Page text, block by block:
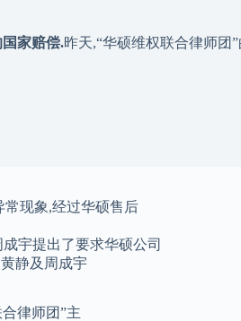
家赔偿.昨天,“华硕维权联合律师团
常现象,经过华硕售后
宇提出了要求华硕公司
静及周成宇
律师团”主